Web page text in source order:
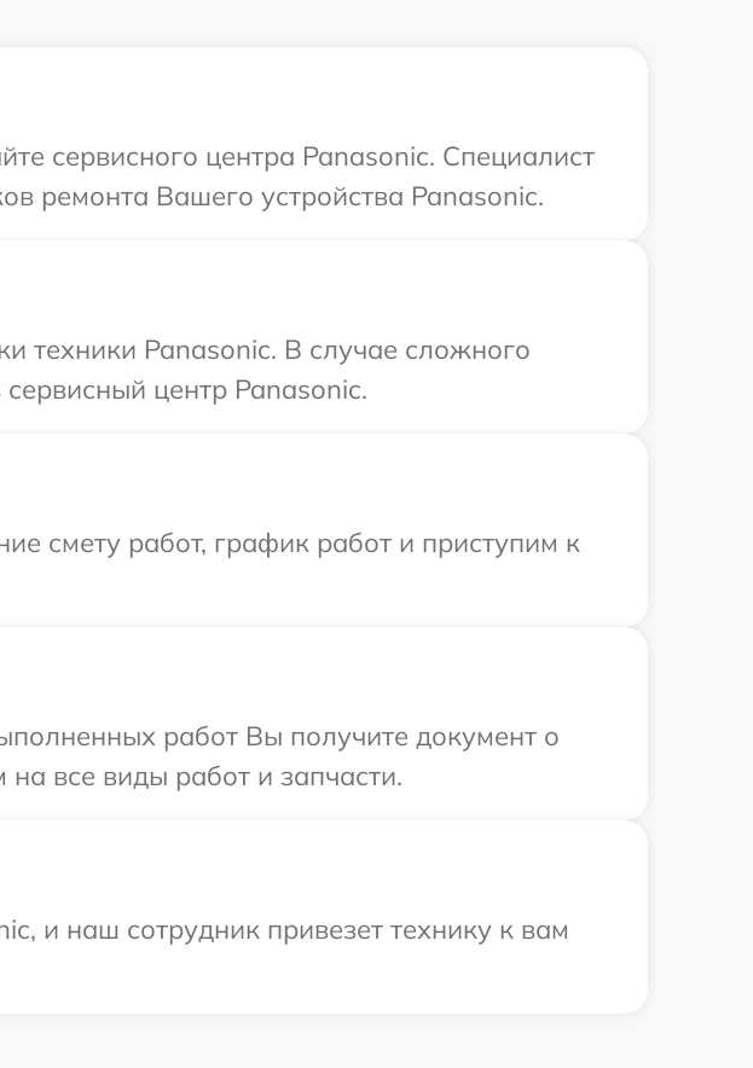
сервисного центра Panasonic. Специалист
ремонта Вашего устройства Panasonic.
техники Panasonic. В случае сложного
центр Panasonic.
смету работ, график работ и приступим к
работ Вы получите документ о
все виды работ и запчасти.
и наш сотрудник привезет технику к вам